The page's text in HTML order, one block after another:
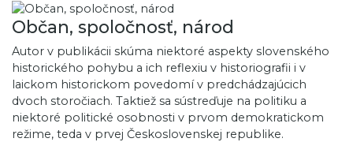
Občan, spoločnosť, národ
Autor v publikácii skúma niektoré aspekty slovenského
historického pohybu a ich reflexiu v historiografii i v
laickom historickom povedomí v predchádzajúcich
dvoch storočiach. Taktiež sa sústreďuje na politiku a
niektoré politické osobnosti v prvom demokratickom
režime, teda v prvej Československej republike.